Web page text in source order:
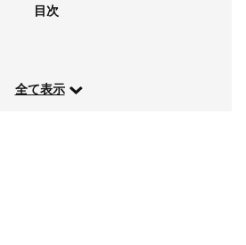
目次
全て表示